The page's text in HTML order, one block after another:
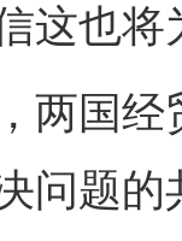
这也
国经
问题